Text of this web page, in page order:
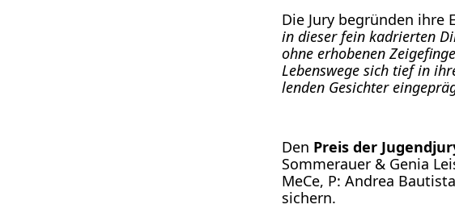
Die Jury begrün­den ihre
in die­ser fein kadrier­ten
ohne erho­be­nen
Lebens­we­ge sich tief in
len­den Gesich­ter
Den Preis der
Som­mer­au­er & Genia
MeCe, P: Andrea
sichern.